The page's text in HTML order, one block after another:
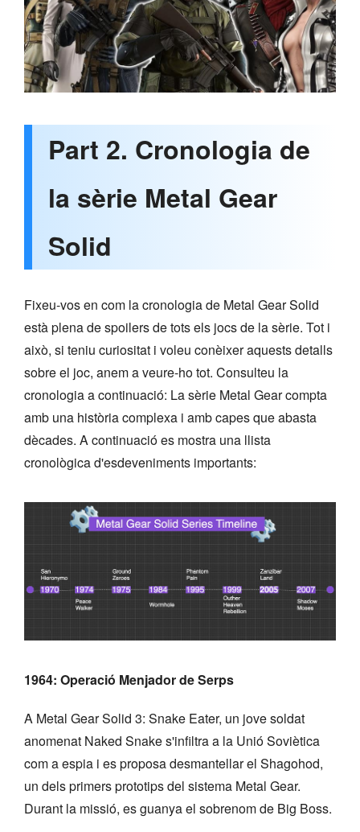
Part 2. Cronologia de
la sèrie Metal Gear
Solid
Fixeu-vos en com la cronologia de Metal Gear Solid
està plena de spoilers de tots els jocs de la sèrie. Tot i
això, si teniu curiositat i voleu conèixer aquests detalls
sobre el joc, anem a veure-ho tot. Consulteu la
cronologia a continuació: La sèrie Metal Gear compta
amb una història complexa i amb capes que abasta
dècades. A continuació es mostra una llista
cronològica d'esdeveniments importants:
1964: Operació Menjador de Serps
A Metal Gear Solid 3: Snake Eater, un jove soldat
anomenat Naked Snake s'infiltra a la Unió Soviètica
com a espia i es proposa desmantellar el Shagohod,
un dels primers prototips del sistema Metal Gear.
Durant la missió, es guanya el sobrenom de Big Boss.